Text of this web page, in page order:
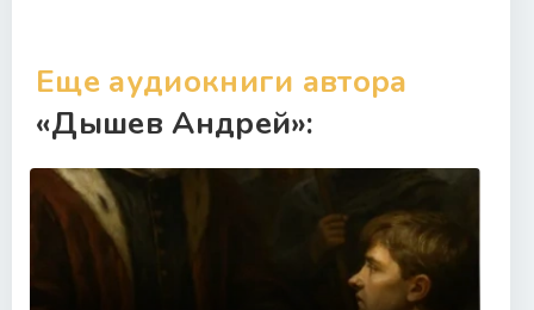
Еще аудиокниги автора
«Дышев Андрей»: